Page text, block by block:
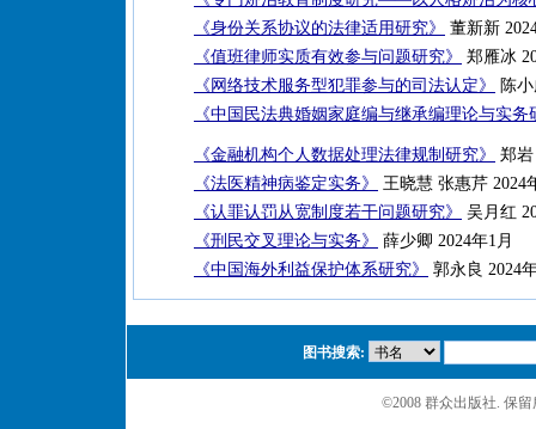
《身份关系协议的法律适用研究》
董新新
《值班律师实质有效参与问题研究》
郑雁冰
《网络技术服务型犯罪参与的司法认定》
陈
《中国民法典婚姻家庭编与继承编理论与实务
《金融机构个人数据处理法律规制研究》
郑岩
《法医精神病鉴定实务》
王晓慧 张惠芹 2024
《认罪认罚从宽制度若干问题研究》
吴月红
《刑民交叉理论与实务》
薛少卿 2024年1月
《中国海外利益保护体系研究》
郭永良 2024
图书搜索:
©2008 群众出版社. 保